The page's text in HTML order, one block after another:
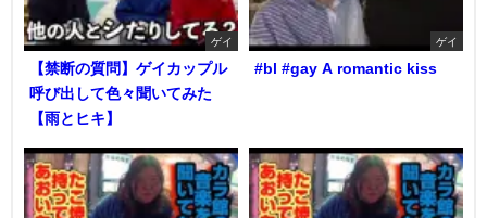
ゲイ
【禁断の質問】ゲイカップル
呼び出して色々聞いてみた
【雨とヒキ】
ゲイ
#bl #gay A romantic kiss